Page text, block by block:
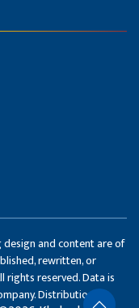
and content are of
rewritten, or
rights reserved. Data is
Distribution of